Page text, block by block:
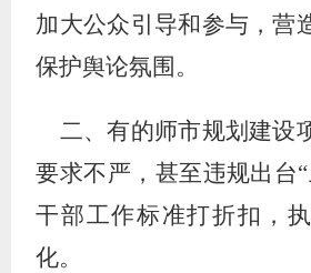
加大公众引导和参与，营
保护舆论氛围。
二、有的师市规划建设
要求不严，甚至违规出台
干部工作标准打折扣，
化。